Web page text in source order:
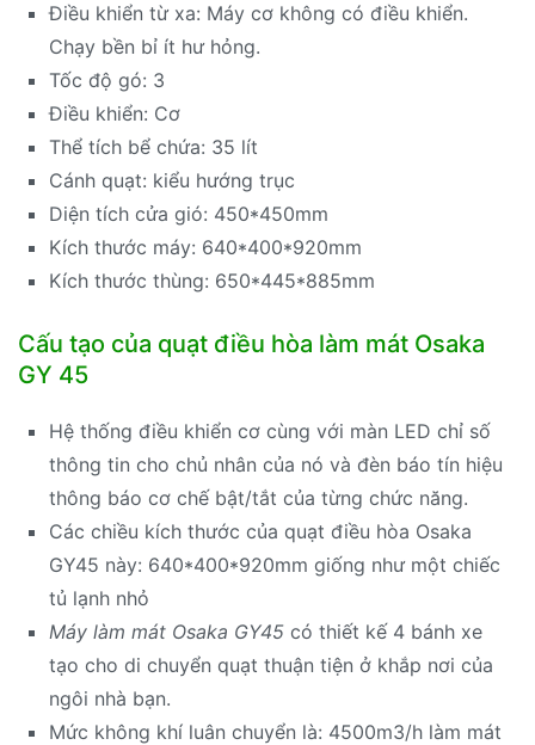
Điều khiển từ xa: Máy cơ không có điều khiển.
Chạy bền bỉ ít hư hỏng.
Tốc độ gó: 3
Điều khiển: Cơ
Thể tích bể chứa: 35 lít
Cánh quạt: kiểu hướng trục
Diện tích cửa gió: 450*450mm
Kích thước máy: 640*400*920mm
Kích thước thùng: 650*445*885mm
Cấu tạo của quạt điều hòa làm mát Osaka
GY 45
Hệ thống điều khiển cơ cùng với màn LED chỉ số
thông tin cho chủ nhân của nó và đèn báo tín hiệu
thông báo cơ chế bật/tắt của từng chức năng.
Các chiều kích thước của quạt điều hòa Osaka
GY45 này: 640*400*920mm giống như một chiếc
tủ lạnh nhỏ
Máy làm mát Osaka GY45có thiết kế 4 bánh xe
tạo cho di chuyển quạt thuận tiện ở khắp nơi của
ngôi nhà bạn.
Mức không khí luân chuyển là: 4500m3/h làm mát